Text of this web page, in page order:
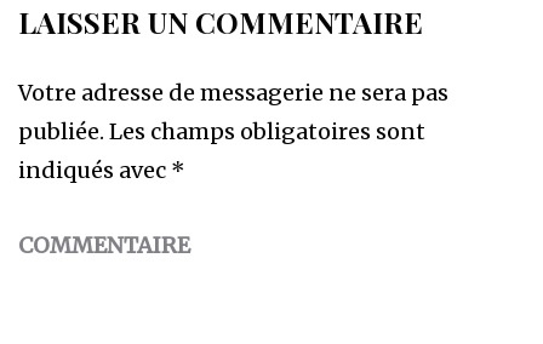
LAISSER UN COMMENTAIRE
Votre adresse de messagerie ne sera pas
publiée. Les champs obligatoires sont
indiqués avec *
COMMENTAIRE